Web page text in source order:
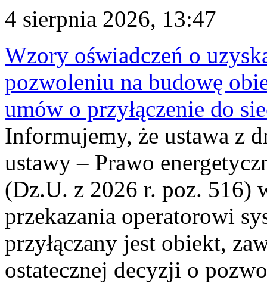
4 sierpnia 2026, 13:47
Wzory oświadczeń o
pozwoleniu na budowę
umów o przyłączenie do
Informujemy, że ustawa z
ustawy – Prawo
(Dz.U. z 2026 r. poz. 516)
przekazania operatorowi
przyłączany jest obiekt,
ostatecznej decyzji o